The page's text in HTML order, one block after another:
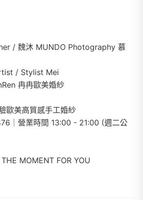
/ 魏沐 MUNDO Photography 慕
/ Stylist Mei
冉冉歐美婚紗
歐美高質感手工婚紗
｜營業時間 13:00 - 21:00 (週二公
MOMENT FOR YOU